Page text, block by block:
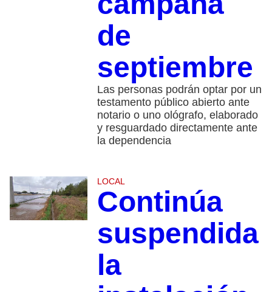
de
septiembre
Las personas podrán optar por un
testamento público abierto ante
notario o uno ológrafo, elaborado
y resguardado directamente ante
la dependencia
LOCAL
Continúa
suspendida
la